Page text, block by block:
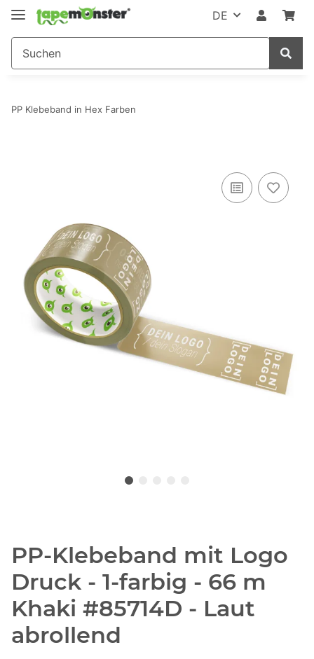
DE
PP Klebeband in Hex Farben
PP-Klebeband mit Logo
Druck - 1-farbig - 66 m
Khaki #85714D - Laut
abrollend